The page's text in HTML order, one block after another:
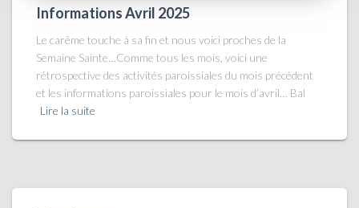
Informations Avril 2025
Le carême touche à sa fin et nous voici proches de la
Semaine Sainte…Comme tous les mois, voici une
rétrospective des activités paroissiales du mois précédent
et les informations paroissiales pour le mois d’avril… Bal
Lire la suite